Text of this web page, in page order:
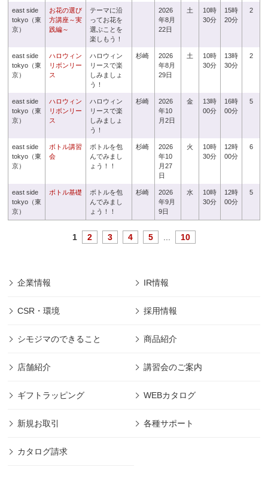
east side
tokyo（東
京）
お花の選び
方講座～実
践編～
テーマに沿
ってお花を
選ぶことを
楽しもう！
2026
年8月
22日
土
10時
30分
15時
20分
2
east side
tokyo（東
京）
ハロウィン
リボンリー
ス
ハロウィン
リースで楽
しみましょ
う！
杉崎
2026
年8月
29日
土
10時
30分
13時
30分
2
east side
tokyo（東
京）
ハロウィン
リボンリー
ス
ハロウィン
リースで楽
しみましょ
う！
杉崎
2026
年10
月2日
金
13時
00分
16時
00分
5
east side
tokyo（東
京）
ボトル講習
会
ボトルを包
んでみまし
ょう！！
杉崎
2026
年10
月27
日
火
10時
30分
12時
00分
6
east side
tokyo（東
京）
ボトル基礎
ボトルを包
んでみまし
ょう！！
杉崎
2026
年9月
9日
水
10時
30分
12時
00分
5
1 2 3 4 5 10
企業情報 IR情報
CSR・環境 採用情報
シモジマのできること 商品紹介
店舗紹介 講習会のご案内
ギフトラッピング WEBカタログ
新規お取引 各種サポート
カタログ請求